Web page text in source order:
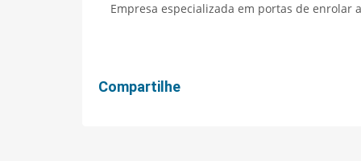
Empresa especializada em portas de enrolar
Compartilhe